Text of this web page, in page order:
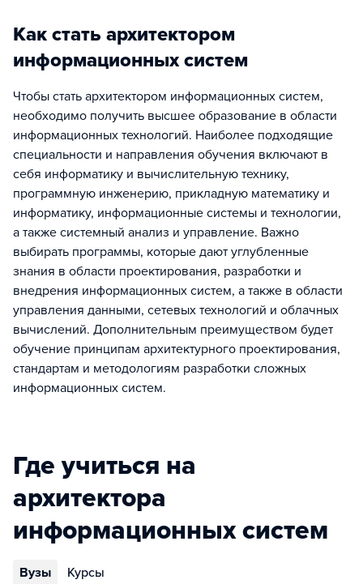
Как стать архитектором
информационных систем
Чтобы стать архитектором информационных систем,
необходимо получить высшее образование в области
информационных технологий. Наиболее подходящие
специальности и направления обучения включают в
себя информатику и вычислительную технику,
программную инженерию, прикладную математику и
информатику, информационные системы и технологии,
а также системный анализ и управление. Важно
выбирать программы, которые дают углубленные
знания в области проектирования, разработки и
внедрения информационных систем, а также в области
управления данными, сетевых технологий и облачных
вычислений. Дополнительным преимуществом будет
обучение принципам архитектурного проектирования,
стандартам и методологиям разработки сложных
информационных систем.
Где учиться на
архитектора
информационных систем
Вузы Курсы